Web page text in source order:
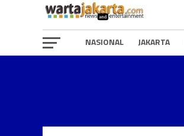
NASIONAL JAKARTA